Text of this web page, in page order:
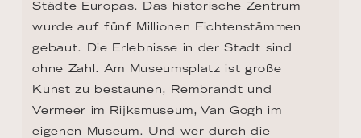
Städte Europas. Das historische Zentrum
wurde auf fünf Millionen Fichtenstämmen
gebaut. Die Erlebnisse in der Stadt sind
ohne Zahl. Am Museumsplatz ist große
Kunst zu bestaunen, Rembrandt und
Vermeer im Rijksmuseum, Van Gogh im
eigenen Museum. Und wer durch die